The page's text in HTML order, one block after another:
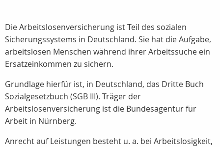
Die Arbeitslosenversicherung ist Teil des sozialen
Sicherungssystems in Deutschland. Sie hat die Aufgabe,
arbeitslosen Menschen während ihrer Arbeitssuche ein
Ersatzeinkommen zu sichern.
Grundlage hierfür ist, in Deutschland, das Dritte Buch
Sozialgesetzbuch (SGB III). Träger der
Arbeitslosenversicherung ist die Bundesagentur für
Arbeit in Nürnberg.
Anrecht auf Leistungen besteht u. a. bei Arbeitslosigkeit,